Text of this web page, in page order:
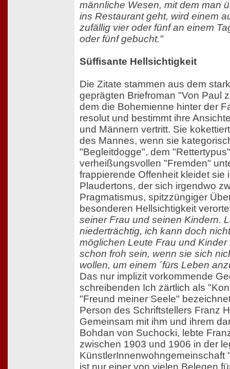
männliche Wesen, mit dem man
ins Restaurant geht, wird einem
zufällig vier oder fünf an einem
oder fünf gebucht."
Süffisante Hellsichtigkeit
Die Zitate stammen aus dem
geprägten Briefroman "Von Paul
dem die Bohemienne hinter der
resolut und bestimmt ihre
und Männern vertritt. Sie
des Mannes, wenn sie
"Begleitdogge", dem
verheißungsvollen "Fremden"
frappierende Offenheit kleidet sie
Plaudertons, der sich irgendwo
Pragmatismus, spitzzüngiger
besonderen Hellsichtigkeit
seiner Frau und seinen Kindern.
niederträchtig, ich kann doch
möglichen Leute Frau und
schon froh sein, wenn sie sich
wollen, um einem ´fürs Leben
Das nur implizit vorkommende
schreibenden Ich zärtlich als
"Freund meiner Seele"
Person des Schriftstellers Franz
Gemeinsam mit ihm und ihrem
Bohdan von Suchocki, lebte
zwischen 1903 und 1906 in der
KünstlerInnenwohngemeinschaft